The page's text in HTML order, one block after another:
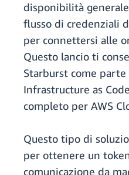
disponibilità
flusso di credenziali
per connettersi alle
Questo lancio ti
Starburst come
Infrastructure as
completo per AWS
Questo tipo di
per ottenere un
comunicazione da